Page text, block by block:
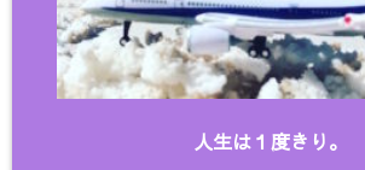
人生は１度きり。